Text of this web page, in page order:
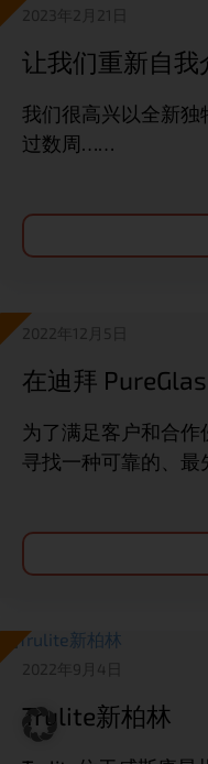
2023年2月21日
让我们重新自我
我们很高兴以全新
过数周……
2022年12月5日
在迪拜
为了满足客户和合
寻找一种可靠的、
2022年9月4日
Trulite新柏林